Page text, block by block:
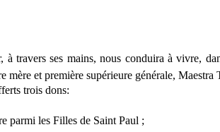
ses mains, nous conduira à vivre,
et première supérieure générale,
trois dons:
parmi les Filles de Saint Paul ;